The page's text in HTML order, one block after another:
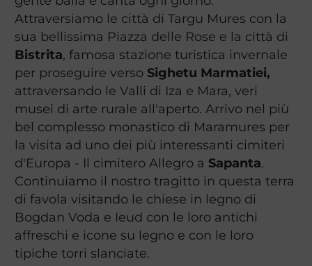
Attraversiamo le città di Targu Mures con la
sua bellissima Piazza delle Rose e la città di
Bistrita, famosa stazione turistica invernale
per proseguire verso Sighetu Marmatiei,
attraversando le Valli di Iza e Mara, veri
musei di arte rurale all'aperto. Arrivo nel più
bel complesso monastico di Maramures per
la visita ad uno dei più interessanti cimiteri
d'Europa - Il cimitero Allegro a Sapanta.
Continuiamo il nostro tragitto in questa terra
di favola visitando le chiese in legno di
Bogdan Voda e Ieud con le loro antichi
affreschi e icone su legno e con le loro
tipiche torri slanciate.